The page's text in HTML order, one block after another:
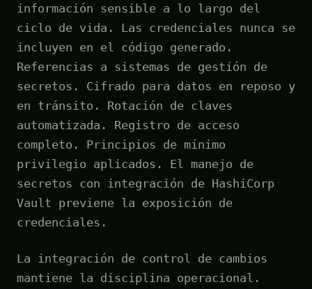
información sensible a lo largo del
ciclo de vida. Las credenciales nunca se
incluyen en el código generado.
Referencias a sistemas de gestión de
secretos. Cifrado para datos en reposo y
en tránsito. Rotación de claves
automatizada. Registro de acceso
completo. Principios de mínimo
privilegio aplicados. El manejo de
secretos con integración de HashiCorp
Vault previene la exposición de
credenciales.
La integración de control de cambios
mantiene la disciplina operacional.